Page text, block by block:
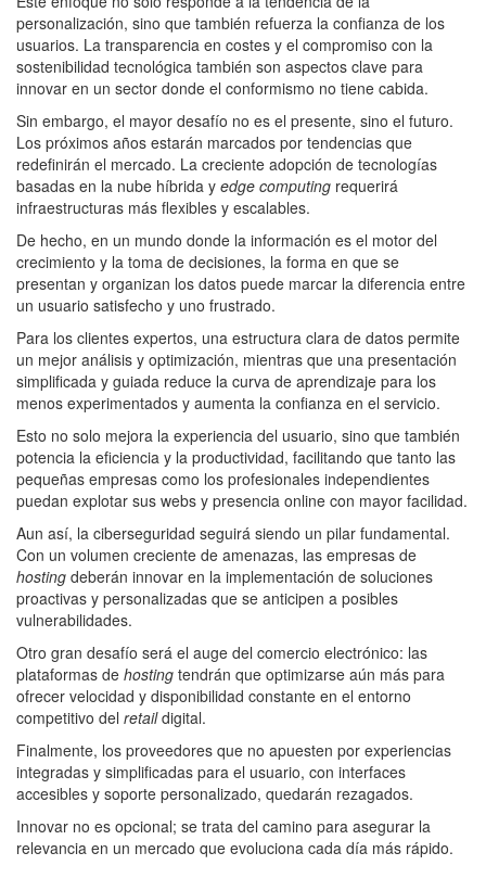
personalización, sino que también refuerza la confianza de los
usuarios. La transparencia en costes y el compromiso con la
sostenibilidad tecnológica también son aspectos clave para
innovar en un sector donde el conformismo no tiene cabida.
Sin embargo, el mayor desafío no es el presente, sino el futuro.
Los próximos años estarán marcados por tendencias que
redefinirán el mercado. La creciente adopción de tecnologías
basadas en la nube híbrida y edge computing requerirá
infraestructuras más flexibles y escalables.
De hecho, en un mundo donde la información es el motor del
crecimiento y la toma de decisiones, la forma en que se
presentan y organizan los datos puede marcar la diferencia entre
un usuario satisfecho y uno frustrado.
Para los clientes expertos, una estructura clara de datos permite
un mejor análisis y optimización, mientras que una presentación
simplificada y guiada reduce la curva de aprendizaje para los
menos experimentados y aumenta la confianza en el servicio.
Esto no solo mejora la experiencia del usuario, sino que también
potencia la eficiencia y la productividad, facilitando que tanto las
pequeñas empresas como los profesionales independientes
puedan explotar sus webs y presencia online con mayor facilidad.
Aun así, la ciberseguridad seguirá siendo un pilar fundamental.
Con un volumen creciente de amenazas, las empresas de
hosting deberán innovar en la implementación de soluciones
proactivas y personalizadas que se anticipen a posibles
vulnerabilidades.
Otro gran desafío será el auge del comercio electrónico: las
plataformas de hosting tendrán que optimizarse aún más para
ofrecer velocidad y disponibilidad constante en el entorno
competitivo del retaildigital.
Finalmente, los proveedores que no apuesten por experiencias
integradas y simplificadas para el usuario, con interfaces
accesibles y soporte personalizado, quedarán rezagados.
Innovar no es opcional; se trata del camino para asegurar la
relevancia en un mercado que evoluciona cada día más rápido.